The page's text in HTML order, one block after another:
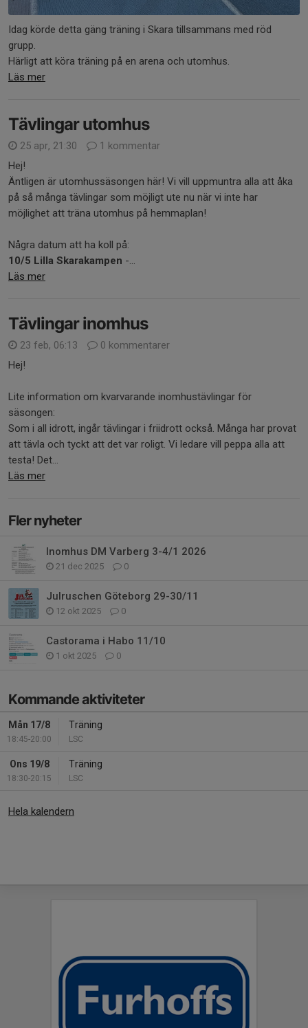
Idag körde detta gäng träning i Skara tillsammans med röd
grupp.
Härligt att köra träning på en arena och utomhus.
Läs mer
Tävlingar utomhus
25 apr, 21:30
1 kommentar
Hej!
Äntligen är utomhussäsongen här! Vi vill uppmuntra alla att åka
på så många tävlingar som möjligt ute nu när vi inte har
möjlighet att träna utomhus på hemmaplan!
Några datum att ha koll på:
10/5 Lilla Skarakampen -...
Läs mer
Tävlingar inomhus
23 feb, 06:13
0 kommentarer
Hej!
Lite information om kvarvarande inomhustävlingar för
säsongen:
Som i all idrott, ingår tävlingar i friidrott också. Många har provat
att tävla och tyckt att det var roligt. Vi ledare vill peppa alla att
testa! Det...
Läs mer
Fler nyheter
Inomhus DM Varberg 3-4/1 2026
21 dec 2025 0
Julruschen Göteborg 29-30/11
12 okt 2025 0
Castorama i Habo 11/10
1 okt 2025 0
Kommande aktiviteter
Mån 17/8
18:45-20:00
Träning
LSC
Ons 19/8
18:30-20:15
Träning
LSC
Hela kalendern